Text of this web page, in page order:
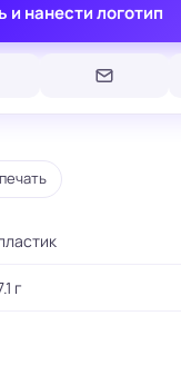
и нанести логотип
г